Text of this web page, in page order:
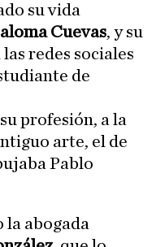
su vida
Cuevas, y su
redes sociales
de
profesión, a la
arte, el de
Pablo
la abogada